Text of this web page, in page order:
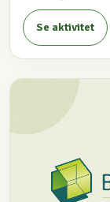
Se aktivitet